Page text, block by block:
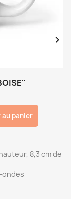

8,3 cm de
ondes
panier